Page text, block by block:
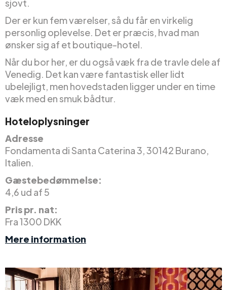
sjovt.
Der er kun fem værelser, så du får en virkelig
personlig oplevelse. Det er præcis, hvad man
ønsker sig af et boutique-hotel.
Når du bor her, er du også væk fra de travle dele af
Venedig. Det kan være fantastisk eller lidt
ubelejligt, men hovedstaden ligger under en time
væk med en smuk bådtur.
Hoteloplysninger
Adresse
Fondamenta di Santa Caterina 3, 30142 Burano,
Italien.
Gæstebedømmelse:
4,6 ud af 5
Pris pr. nat:
Fra 1300 DKK
Mere information